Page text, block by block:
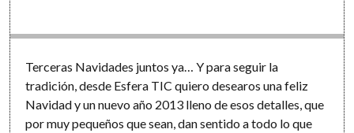
Terceras Navidades juntos ya… Y para seguir la
tradición, desde Esfera TIC quiero desearos una feliz
Navidad y un nuevo año 2013 lleno de esos detalles, que
por muy pequeños que sean, dan sentido a todo lo que